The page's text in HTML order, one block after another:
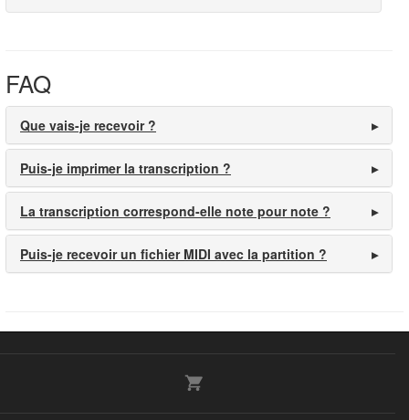
FAQ
Que vais-je recevoir ?
Puis-je imprimer la transcription ?
La transcription correspond-elle note pour note ?
Puis-je recevoir un fichier MIDI avec la partition ?